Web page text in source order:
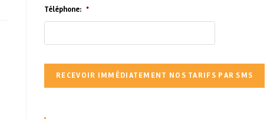
Téléphone: *